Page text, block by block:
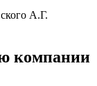
А.Г.
компании